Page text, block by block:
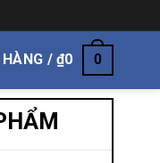
HÀNG /₫0 0